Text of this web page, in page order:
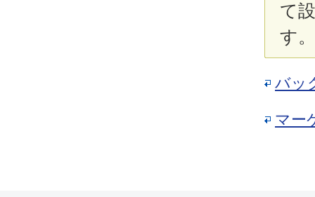
て
す。
バッ
マー